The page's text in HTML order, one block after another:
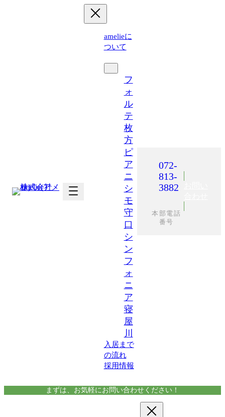
amelieに
ついて
フ
ォ
ル
テ
枚
方
ピ
ア
ニ
シ
モ
守
口
シ
ン
フ
ォ
ニ
ア
寝
屋
川
入居まで
の流れ
採用情報
072-
813-
3882
本部電話
番号
まずは、お気軽にお問い合わせください！